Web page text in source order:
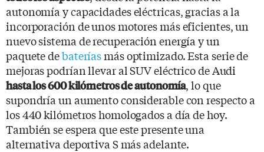
autonomía y capacidades eléctricas, gracias a la
incorporación de unos motores más eficientes, un
nuevo sistema de recuperación energía y un
paquete debateríasmás optimizado. Esta serie de
mejoras podrían llevar al SUV eléctrico de Audi
hasta los 600 kilómetros de autonomía, lo que
supondría un aumento considerable con respecto a
los 440 kilómetros homologados a día de hoy.
También se espera que este presente una
alternativa deportiva S más adelante.